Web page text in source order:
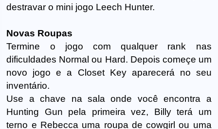
destravar o mini jogo Leech Hunter.
Novas Roupas
Termine o jogo com qualquer rank nas
dificuldades Normal ou Hard. Depois começe um
novo jogo e a Closet Key aparecerá no seu
inventário.
Use a chave na sala onde você encontra a
Hunting Gun pela primeira vez, Billy terá um
terno e Rebecca uma roupa de cowgirl ou uma